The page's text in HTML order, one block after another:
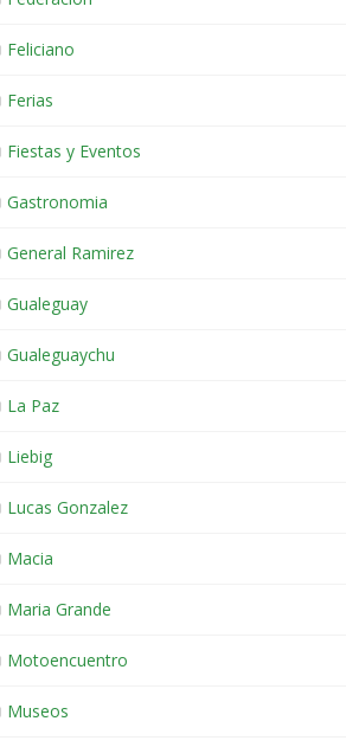
Feliciano
Ferias
Fiestas y Eventos
Gastronomia
General Ramirez
Gualeguay
Gualeguaychu
La Paz
Liebig
Lucas Gonzalez
Macia
Maria Grande
Motoencuentro
Museos